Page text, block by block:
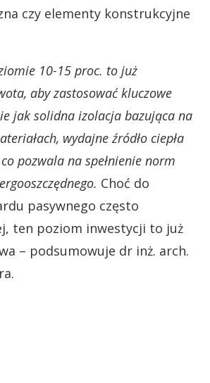
czy elementy konstrukcyjne
10-15 proc. to już
aby zastosować kluczowe
jak solidna izolacja bazująca na
wydajne źródło ciepła
pozwala na spełnienie norm
Choć do
pasywnego często
ten poziom inwestycji to już
– podsumowuje dr inż. arch.